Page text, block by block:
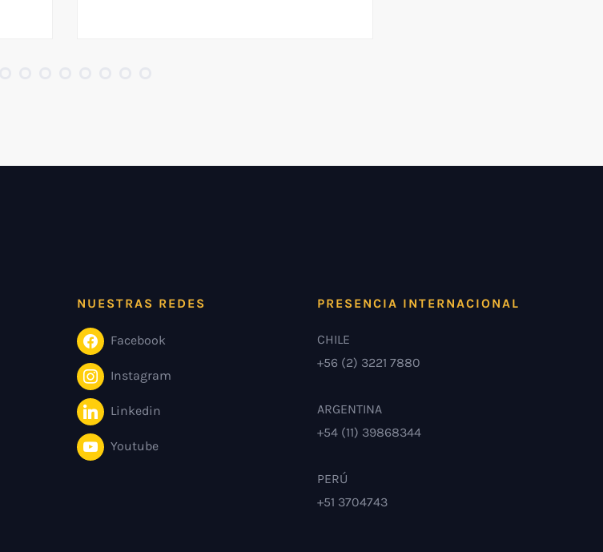
NUESTRAS REDES
Facebook
Instagram
Linkedin
Youtube
PRESENCIA INTERNACIONAL
CHILE
+56 (2) 3221 7880
ARGENTINA
+54 (11) 39868344
PERÚ
+51 3704743